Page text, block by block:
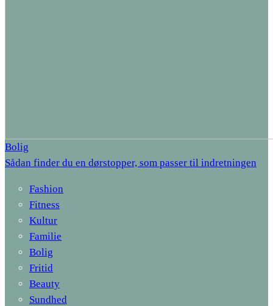
Bolig
Sådan finder du en dørstopper, som passer til indretningen
Fashion
Fitness
Kultur
Familie
Bolig
Fritid
Beauty
Sundhed